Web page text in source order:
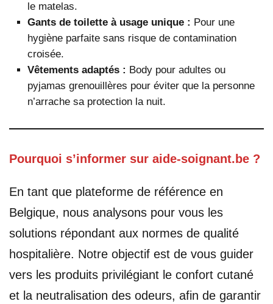
le matelas.
Gants de toilette à usage unique : Pour une
hygiène parfaite sans risque de contamination
croisée.
Vêtements adaptés : Body pour adultes ou
pyjamas grenouillères pour éviter que la personne
n’arrache sa protection la nuit.
Pourquoi s’informer sur aide-soignant.be ?
En tant que plateforme de référence en
Belgique, nous analysons pour vous les
solutions répondant aux normes de qualité
hospitalière. Notre objectif est de vous guider
vers les produits privilégiant le confort cutané
et la neutralisation des odeurs, afin de garantir